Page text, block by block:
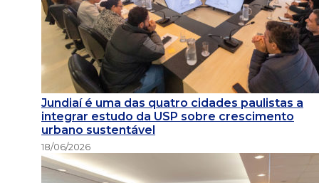
Jundiaí é uma das quatro cidades paulistas a
integrar estudo da USP sobre crescimento
urbano sustentável
18/06/2026